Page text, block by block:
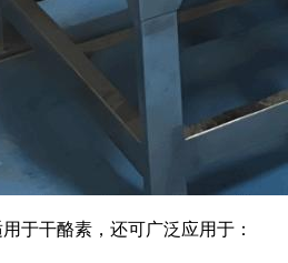
于干酪素，还可广泛应用于：